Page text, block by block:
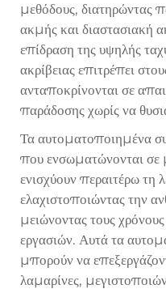
μεθόδους, διατηρώντας
ακμής και διαστασιακή
επίδραση της υψηλής
ακρίβειας επιτρέπει
ανταποκρίνονται σε
παράδοσης χωρίς να
Τα αυτοματοποιημένα
που ενσωματώνονται σε
ενισχύουν περαιτέρω τη
ελαχιστοποιώντας την
μειώνοντας τους
εργασιών. Αυτά τα
μπορούν να
λαμαρίνες,